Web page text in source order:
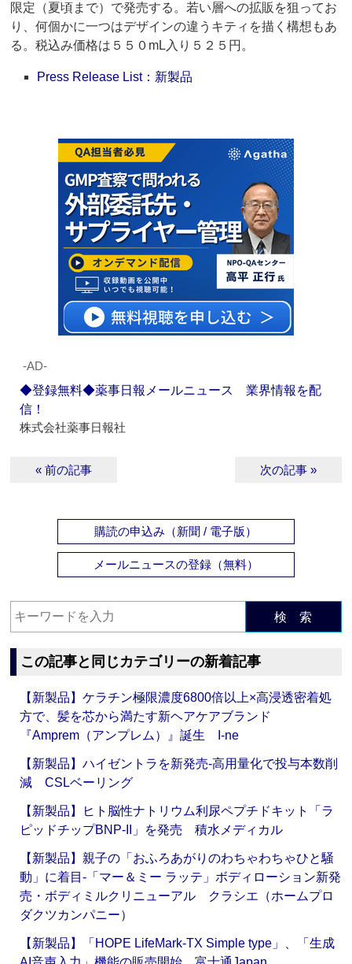
限定（夏頃まで）で発売する。若い層への拡販を狙ってお
り、何個かに一つはデザインの違うキティを描く構想もあ
る。税込み価格は５５０mL入り５２５円。
Press Release List：新製品
‐AD‐
◆登録無料◆薬事日報メールニュース 業界情報を配
信！
株式会社薬事日報社
« 前の記事 次の記事 »
購読の申込み（新聞 / 電子版）
メールニュースの登録（無料）
検 索
この記事と同じカテゴリーの新着記事
【新製品】ケラチン極限濃度6800倍以上×高浸透密着処
方で、髪を芯から満たす新ヘアケアブランド
『Amprem（アンプレム）』誕生 I-ne
【新製品】ハイゼントラを新発売‐高用量化で投与本数削
減 CSLベーリング
【新製品】ヒト脳性ナトリウム利尿ペプチドキット「ラ
ピッドチップBNP-II」を発売 積水メディカル
【新製品】親子の「おふろあがりのわちゃわちゃひと騒
動」に着目‐「マー＆ミー ラッテ」ボディローション新発
売・ボディミルクリニューアル クラシエ（ホームプロ
ダクツカンパニー）
【新製品】「HOPE LifeMark-TX Simple type」、「生成